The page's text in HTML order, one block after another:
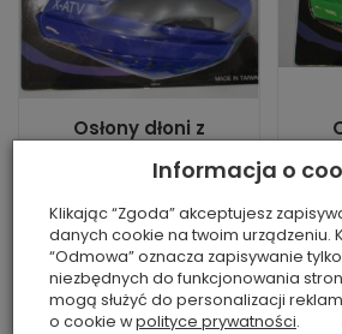
Osłony dłoni z
montażowym
Jest
Stan: nowa część
zamienna
146,00 zł
Informacja o
Klikając “Zgoda” akceptujesz
danych cookie na twoim urządzeniu.
“Odmowa” oznacza zapisywanie
niezbędnych do funkcjonowania
mogą służyć do personalizacji
o cookie wpolityce prywatności.